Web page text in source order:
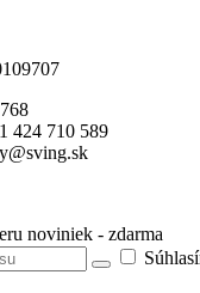
424 710 589
noviniek - zdarma